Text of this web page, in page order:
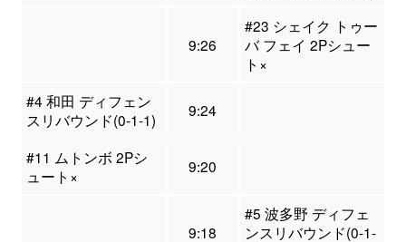
9:26
#23 シェイク トゥー
バ フェイ 2Pシュー
ト×
#4 和田 ディフェン
スリバウンド(0-1-1)
9:24
#11 ムトンボ 2Pシ
ュート×
9:20
9:18
#5 波多野 ディフェ
ンスリバウンド(0-1-